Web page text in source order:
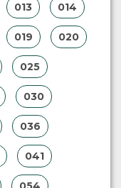
013 014
019 020
025
030
036
041